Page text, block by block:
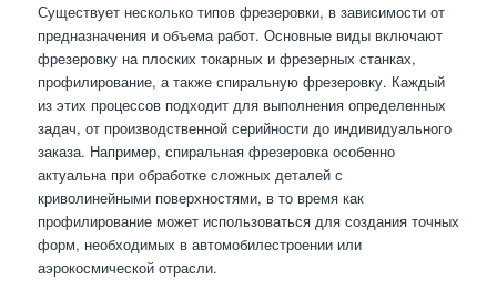
Существует несколько типов фрезеровки, в зависимости от
предназначения и объема работ. Основные виды включают
фрезеровку на плоских токарных и фрезерных станках,
профилирование, а также спиральную фрезеровку. Каждый
из этих процессов подходит для выполнения определенных
задач, от производственной серийности до индивидуального
заказа. Например, спиральная фрезеровка особенно
актуальна при обработке сложных деталей с
криволинейными поверхностями, в то время как
профилирование может использоваться для создания точных
форм, необходимых в автомобилестроении или
аэрокосмической отрасли.